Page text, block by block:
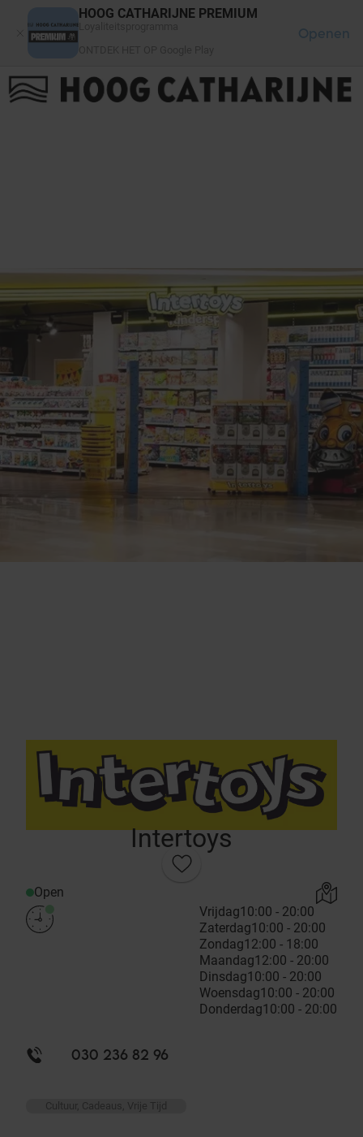
HOOG CATHARIJNE PREMIUM
Openen
FAQ
HET WINKELCENTRUM
LOG IN
Intertoys
Open
Vrijdag10:00 - 20:00
Zaterdag10:00 - 20:00
Zondag12:00 - 18:00
Maandag12:00 - 20:00
Dinsdag10:00 - 20:00
Woensdag10:00 - 20:00
Donderdag10:00 - 20:00
030 236 82 96
Cultuur, Cadeaus, Vrije Tijd
Cookies beheer paneel